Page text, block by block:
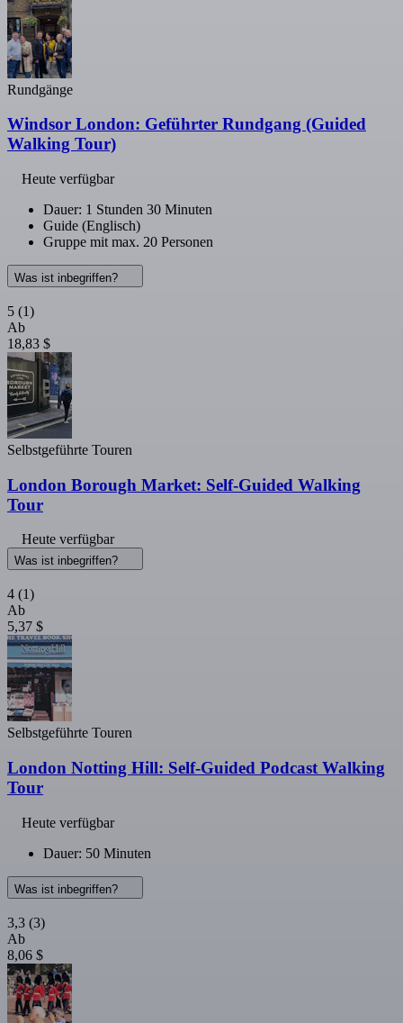
Rundgänge
Windsor London: Geführter Rundgang (Guided
Walking Tour)
Heute verfügbar
Dauer: 1 Stunden 30 Minuten
Guide (Englisch)
Gruppe mit max. 20 Personen
Was ist inbegriffen?
5 (1)
Ab
18,83 $
Selbstgeführte Touren
London Borough Market: Self-Guided Walking
Tour
Heute verfügbar
Was ist inbegriffen?
4 (1)
Ab
5,37 $
Selbstgeführte Touren
London Notting Hill: Self-Guided Podcast Walking
Tour
Heute verfügbar
Dauer: 50 Minuten
Was ist inbegriffen?
3,3 (3)
Ab
8,06 $